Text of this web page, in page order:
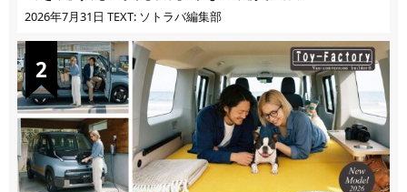
2026年7月31日 TEXT: ソトラバ編集部